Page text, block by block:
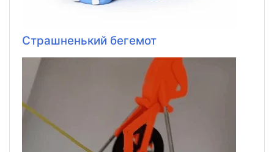
Страшненький бегемот